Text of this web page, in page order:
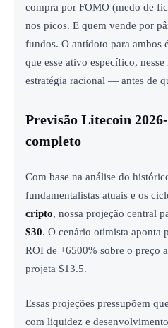
compra por FOMO (medo de
nos picos. E quem vende por
fundos. O antídoto para ambos
que esse ativo específico,
estratégia racional — antes de
Previsão Litecoin
completo
Com base na análise do
fundamentalistas atuais e os
cripto, nossa projeção central
$30. O cenário otimista aponta
ROI de +6500% sobre o preço
projeta $13.5.
Essas projeções pressupõem
com liquidez e